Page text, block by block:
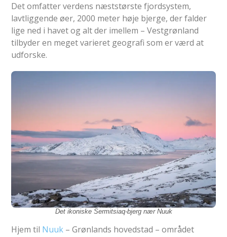
Det omfatter verdens næststørste fjordsystem,
lavtliggende øer, 2000 meter høje bjerge, der falder
lige ned i havet og alt der imellem – Vestgrønland
tilbyder en meget varieret geografi som er værd at
udforske.
Det ikoniske Sermitsiaq-bjerg nær Nuuk
Hjem til Nuuk – Grønlands hovedstad – området